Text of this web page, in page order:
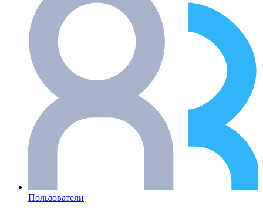
Пользователи